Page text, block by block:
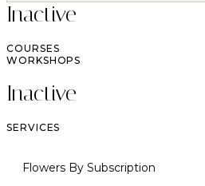
Inactive
COURSES
WORKSHOPS
Inactive
SERVICES
Flowers By Subscription